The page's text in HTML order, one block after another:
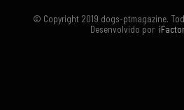
© Copyright 2019 dogs-ptmagazine.
Desenvolvido por